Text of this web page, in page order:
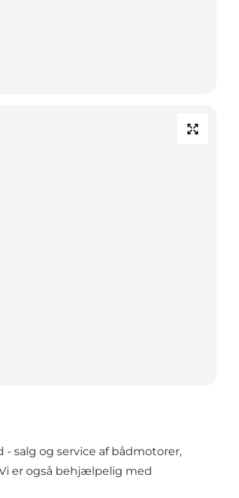
salg og service af bådmotorer,
er også behjælpelig med